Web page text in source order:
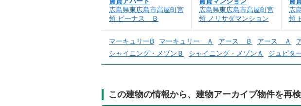
広島県東広島市高屋町宮
領 ビーナス Ｂ
広島県東広島市高屋町宮
領 ノリサダマンション
広
領
マーキュリーB マーキュリー Ａ アース Ｂ アース Ａ
シャイニング・メゾンＢ
シャイニング・メゾンＡ ジュピタ
この建物の情報から、建物アーカイブ物件を再